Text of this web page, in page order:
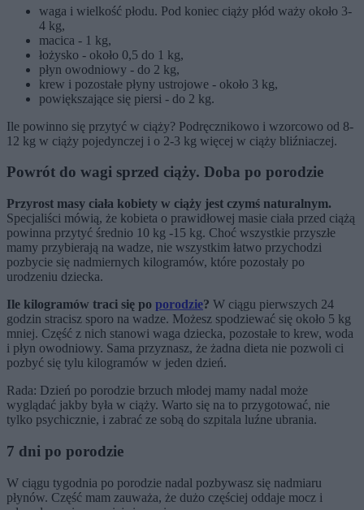
waga i wielkość płodu. Pod koniec ciąży płód waży około 3-
4 kg,
macica - 1 kg,
łożysko - około 0,5 do 1 kg,
płyn owodniowy - do 2 kg,
krew i pozostałe płyny ustrojowe - około 3 kg,
powiększające się piersi - do 2 kg.
Ile powinno się przytyć w ciąży? Podręcznikowo i wzorcowo od 8-
12 kg w ciąży pojedynczej i o 2-3 kg więcej w ciąży bliźniaczej.
Powrót do wagi sprzed ciąży. Doba po porodzie
Przyrost masy ciała kobiety w ciąży jest czymś naturalnym.
Specjaliści mówią, że kobieta o prawidłowej masie ciała przed ciążą
powinna przytyć średnio 10 kg -15 kg. Choć wszystkie przyszłe
mamy przybierają na wadze, nie wszystkim łatwo przychodzi
pozbycie się nadmiernych kilogramów, które pozostały po
urodzeniu dziecka.
Ile kilogramów traci się po porodzie? W ciągu pierwszych 24
godzin stracisz sporo na wadze. Możesz spodziewać się około 5 kg
mniej. Część z nich stanowi waga dziecka, pozostałe to krew, woda
i płyn owodniowy. Sama przyznasz, że żadna dieta nie pozwoli ci
pozbyć się tylu kilogramów w jeden dzień.
Rada: Dzień po porodzie brzuch młodej mamy nadal może
wyglądać jakby była w ciąży. Warto się na to przygotować, nie
tylko psychicznie, i zabrać ze sobą do szpitala luźne ubrania.
7 dni po porodzie
W ciągu tygodnia po porodzie nadal pozbywasz się nadmiaru
płynów. Część mam zauważa, że dużo częściej oddaje mocz i